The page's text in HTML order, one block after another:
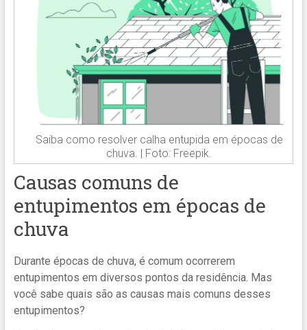
Saiba como resolver calha entupida em épocas de
chuva. | Foto: Freepik.
Causas comuns de
entupimentos em épocas de
chuva
Durante épocas de chuva, é comum ocorrerem
entupimentos em diversos pontos da residência. Mas
você sabe quais são as causas mais comuns desses
entupimentos?